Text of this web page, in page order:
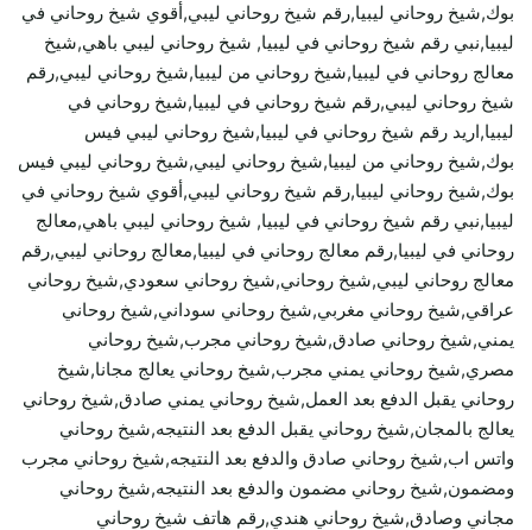
بوك,شيخ روحاني ليبيا,رقم شيخ روحاني ليبي,أقوي شيخ روحاني في
ليبيا,نبي رقم شيخ روحاني في ليبيا, شيخ روحاني ليبي باهي,شيخ
معالج روحاني في ليبيا,شيخ روحاني من ليبيا,شيخ روحاني ليبي,رقم
شيخ روحاني ليبي,رقم شيخ روحاني في ليبيا,شيخ روحاني في
ليبيا,اريد رقم شيخ روحاني في ليبيا,شيخ روحاني ليبي فيس
بوك,شيخ روحاني من ليبيا,شيخ روحاني ليبي,شيخ روحاني ليبي فيس
بوك,شيخ روحاني ليبيا,رقم شيخ روحاني ليبي,أقوي شيخ روحاني في
ليبيا,نبي رقم شيخ روحاني في ليبيا, شيخ روحاني ليبي باهي,معالج
روحاني في ليبيا,رقم معالج روحاني في ليبيا,معالج روحاني ليبي,رقم
معالج روحاني ليبي,شيخ روحاني,شيخ روحاني سعودي,شيخ روحاني
عراقي,شيخ روحاني مغربي,شيخ روحاني سوداني,شيخ روحاني
يمني,شيخ روحاني صادق,شيخ روحاني مجرب,شيخ روحاني
مصري,شيخ روحاني يمني مجرب,شيخ روحاني يعالج مجانا,شيخ
روحاني يقبل الدفع بعد العمل,شيخ روحاني يمني صادق,شيخ روحاني
يعالج بالمجان,شيخ روحاني يقبل الدفع بعد النتيجه,شيخ روحاني
واتس اب,شيخ روحاني صادق والدفع بعد النتيجه,شيخ روحاني مجرب
ومضمون,شيخ روحاني مضمون والدفع بعد النتيجه,شيخ روحاني
مجاني وصادق,شيخ روحاني هندي,رقم هاتف شيخ روحاني